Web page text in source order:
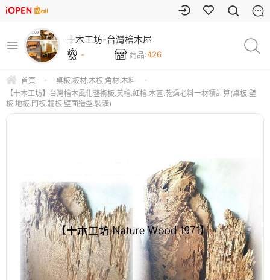
十木工坊-台灣檜木屋
- 商品:426
首頁 - 桌板.板材.木板.角材.木料
-
【十木工坊】台灣檜木風化藝術板.黃檜.紅檜.木匾.乾燥老料一材積計算(桌板.壁
板.地板.門板.牆板.壁面造型.裝潢)